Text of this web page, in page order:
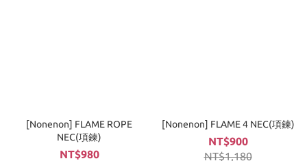
[Nonenon] FLAME ROPE
NEC(項鍊)
NT$980
[Nonenon] FLAME 4 NEC(項鍊)
NT$900
NT$1,180